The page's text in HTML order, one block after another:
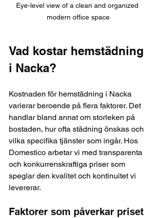
Eye-level view of a clean and organized
modern office space
Vad kostar hemstädning
i Nacka?
Kostnaden för hemstädning i Nacka
varierar beroende på flera faktorer. Det
handlar bland annat om storleken på
bostaden, hur ofta städning önskas och
vilka specifika tjänster som ingår. Hos
Domestico arbetar vi med transparenta
och konkurrenskraftiga priser som
speglar den kvalitet och kontinuitet vi
levererar.
Faktorer som påverkar priset